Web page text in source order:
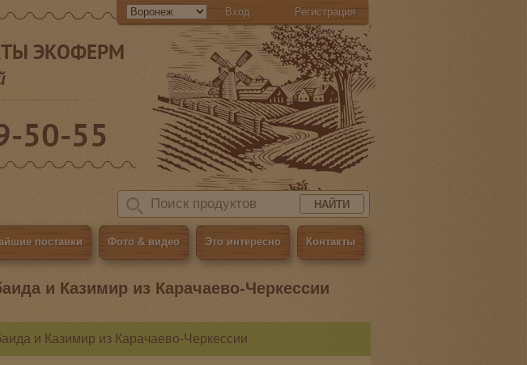
поставки Фото & видео Это интересно Контакты
Вход Регистрация
ЭКОФЕРМ
50-55
НАЙТИ
и Казимир из Карачаево-Черкессии
и Казимир из Карачаево-Черкессии